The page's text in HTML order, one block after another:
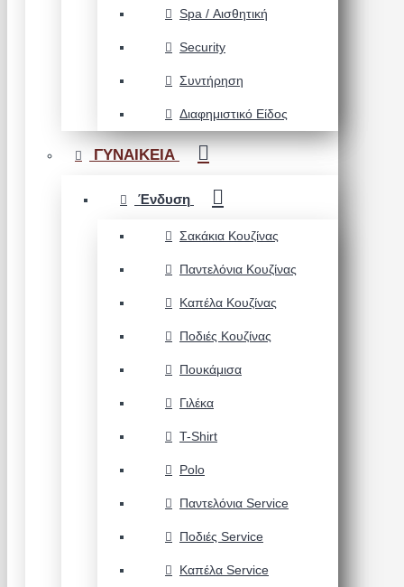
Spa / Αισθητική
Security
Συντήρηση
Διαφημιστικό Είδος
ΓΥΝΑΙΚΕΙΑ
Ένδυση
Σακάκια Κουζίνας
Παντελόνια Κουζίνας
Καπέλα Κουζίνας
Ποδιές Κουζίνας
Πουκάμισα
Γιλέκα
T-Shirt
Polo
Παντελόνια Service
Ποδιές Service
Καπέλα Service